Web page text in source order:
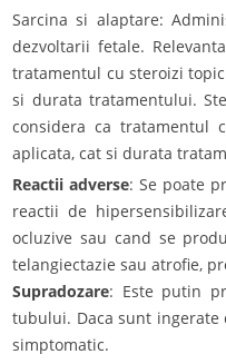
Sarcina si alaptare:
dezvoltarii fetale.
tratamentul cu steroizi
si durata tratamentului.
considera ca tratamentul
aplicata, cat si durata
Reactii adverse: Se poate
reactii de
ocluzive sau cand se
telangiectazie sau atrofie,
Supradozare: Este putin
tubului. Daca sunt
simptomatic.